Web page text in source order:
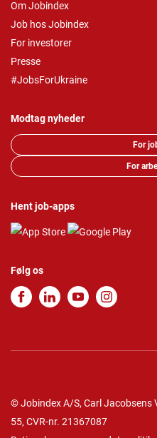
Om Jobindex
Job hos Jobindex
For investorer
Presse
#JobsForUkraine
Modtag nyheder
For
For
Hent job-apps
Følg os
© Jobindex A/S, Carl Jacobsens
55, CVR-nr. 21367087